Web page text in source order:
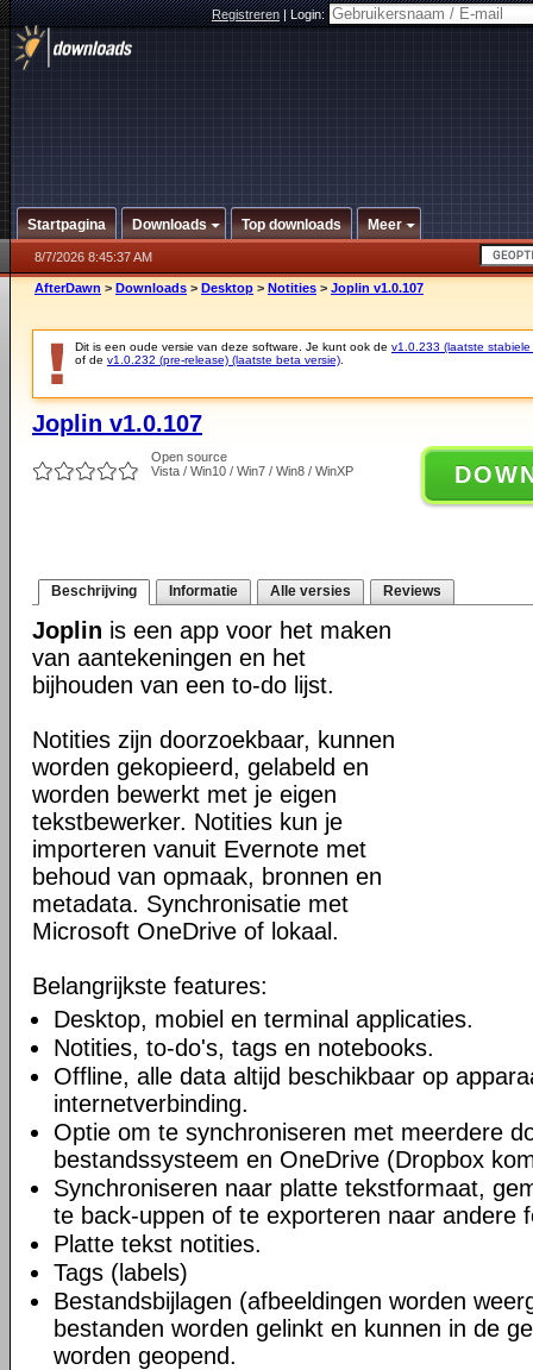
Registreren|Login:
Startpagina Downloads Top downloads Meer
8/7/2026 8:45:37 AM
AfterDawn > Downloads > Desktop > Notities > Joplin v1.0.107
Dit is een oude versie van deze software. Je kunt ook de v1.0.233 (laatste stabiele
of de v1.0.232 (pre-release) (laatste beta versie)
Joplin v1.0.107
Open source
Vista / Win10 / Win7 / Win8 / WinXP
Beschrijving Informatie Alle versies Reviews
Joplin is een app voor het maken
van aantekeningen en het
bijhouden van een to-do lijst.
Notities zijn doorzoekbaar, kunnen
worden gekopieerd, gelabeld en
worden bewerkt met je eigen
tekstbewerker. Notities kun je
importeren vanuit Evernote met
behoud van opmaak, bronnen en
metadata. Synchronisatie met
Microsoft OneDrive of lokaal.
Belangrijkste features:
Desktop, mobiel en terminal applicaties.
Notities, to-do's, tags en notebooks.
Offline, alle data altijd beschikbaar op
internetverbinding.
Optie om te synchroniseren met meerdere
bestandssysteem en OneDrive (Dropbox
Synchroniseren naar platte tekstformaat,
te back-uppen of te exporteren naar andere
Platte tekst notities.
Tags (labels)
Bestandsbijlagen (afbeeldingen worden
bestanden worden gelinkt en kunnen in de
worden geopend.